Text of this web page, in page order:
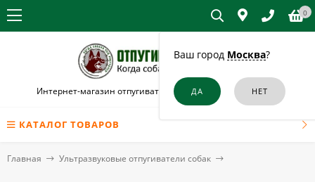
Ваш город Москва?
0
Интернет-магазин отпугивателей собак и кошек в Элисте
КАТАЛОГ ТОВАРОВ
Главная Ультразвуковые отпугиватели собак